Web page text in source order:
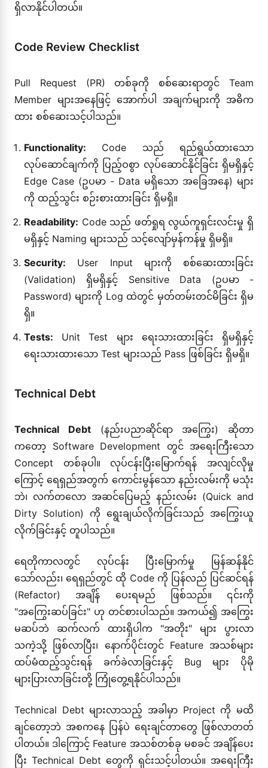
ရှိလာနိုင်ပါတယ်။
Code Review Checklist
Pull Request (PR) တစ်ခုကို စစ်ဆေးရာတွင် Team
Member များအနေဖြင့် အောက်ပါ အချက်များကို အဓိက
ထား စစ်ဆေးသင့်ပါသည်။
Functionality: Code သည် ရည်ရွယ်ထားသော
လုပ်ဆောင်ချက်ကို ပြည့်ဝစွာ လုပ်ဆောင်နိုင်ခြင်း ရှိမရှိနှင့်
Edge Case (ဥပမာ - Data မရှိသော အခြေအနေ) များ
ကို ထည့်သွင်း စဉ်းစားထားခြင်း ရှိမရှိ။
Readability: Code သည် ဖတ်ရှုရ လွယ်ကူရှင်းလင်းမှု ရှိ
မရှိနှင့် Naming များသည် သင့်လျော်မှန်ကန်မှု ရှိမရှိ။
Security: User Input များကို စစ်ဆေးထားခြင်း
(Validation) ရှိမရှိနှင့် Sensitive Data (ဥပမာ -
Password) များကို Log ထဲတွင် မှတ်တမ်းတင်မိခြင်း ရှိမ
ရှိ။
Tests: Unit Test များ ရေးသားထားခြင်း ရှိမရှိနှင့်
ရေးသားထားသော Test များသည် Pass ဖြစ်ခြင်း ရှိမရှိ။
Technical Debt
Technical Debt(နည်းပညာဆိုင်ရာ အကြွေး) ဆိုတာ
ကတော့ Software Development တွင် အရေးကြီးသော
Concept တစ်ခုပါ။ လုပ်ငန်းပြီးမြောက်ရန် အလျင်လိုမှု
ကြောင့် ရေရှည်အတွက် ကောင်းမွန်သော နည်းလမ်းကို မသုံး
ဘဲ၊ လက်တလော အဆင်ပြေမည့် နည်းလမ်း (Quick and
Dirty Solution) ကို ရွေးချယ်လိုက်ခြင်းသည် အကြွေးယူ
လိုက်ခြင်းနှင့် တူပါသည်။
ရေတိုကာလတွင် လုပ်ငန်း ပြီးမြောက်မှု မြန်ဆန်နိုင်
သော်လည်း၊ ရေရှည်တွင် ထို Code ကို ပြန်လည် ပြင်ဆင်ရန်
(Refactor) အချိန် ပေးရမည် ဖြစ်သည်။ ၎င်းကို
"အကြွေးဆပ်ခြင်း" ဟု တင်စားပါသည်။ အကယ်၍ အကြွေး
မဆပ်ဘဲ ဆက်လက် ထားရှိပါက "အတိုး" များ ပွားလာ
သကဲ့သို့ ဖြစ်လာပြီး၊ နောက်ပိုင်းတွင် Feature အသစ်များ
ထပ်မံထည့်သွင်းရန် ခက်ခဲလာခြင်းနှင့် Bug များ ပိုမို
များပြားလာခြင်းတို့ ကြုံတွေ့ရနိုင်ပါသည်။
Technical Debt များလာသည့် အခါမှာ Project ကို မထိ
ချင်တော့ဘဲ အစကနေ ပြန်ပဲ ရေးချင်တာတွေ ဖြစ်လာတတ်
ပါတယ်။ ဒါကြောင့် Feature အသစ်တစ်ခု မစခင် အချိန်ပေး
ပြီး Technical Debt တွေကို ရှင်းသင့်ပါတယ်။ အရေးကြီး